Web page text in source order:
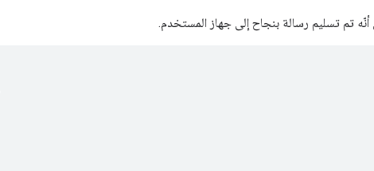
أنّه تم تسليم رسالة بنجاح إلى جهاز المستخدم.